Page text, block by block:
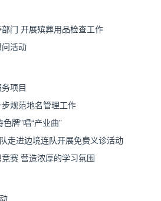
门 开展殡葬用品检查工作
活动
项目
规范地名管理工作
牌”唱“产业曲”
走进边境连队开展免费义诊活动
赛 营造浓厚的学习氛围